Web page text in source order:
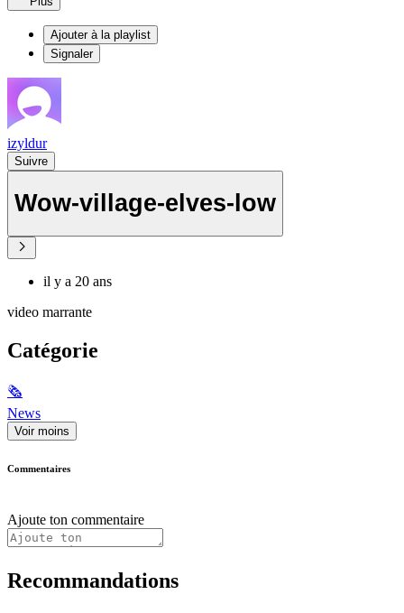
Ajouter à la playlist
Signaler
izyldur
Suivre
Wow-village-elves-low
il y a 20 ans
video marrante
Catégorie
🗞
News
Voir moins
Commentaires
Ajoute ton commentaire
Recommandations